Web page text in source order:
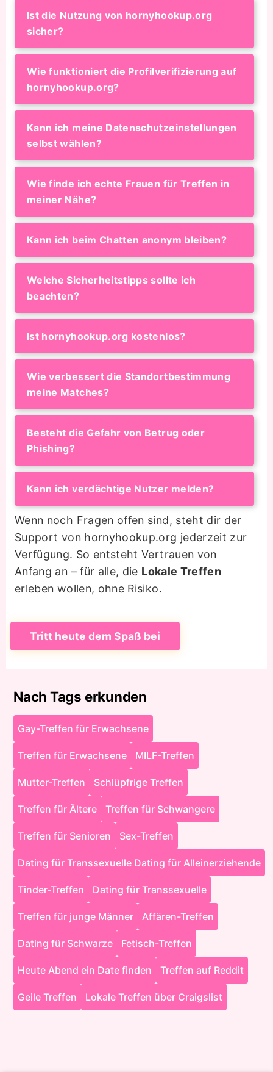
Ist die Nutzung von hornyhookup.org
sicher?
Wie funktioniert die Profilverifizierung auf
hornyhookup.org?
Kann ich meine Datenschutzeinstellungen
selbst wählen?
Wie finde ich echte Frauen für Treffen in
meiner Nähe?
Kann ich beim Chatten anonym bleiben?
Welche Sicherheitstipps sollte ich
beachten?
Ist hornyhookup.org kostenlos?
Wie verbessert die Standortbestimmung
meine Matches?
Besteht die Gefahr von Betrug oder
Phishing?
Kann ich verdächtige Nutzer melden?
Wenn noch Fragen offen sind, steht dir der
Support von hornyhookup.org jederzeit zur
Verfügung. So entsteht Vertrauen von
Anfang an – für alle, die Lokale Treffen
erleben wollen, ohne Risiko.
Tritt heute dem Spaß bei
Nach Tags erkunden
Gay-Treffen für Erwachsene
Treffen für Erwachsene MILF-Treffen
Mutter-Treffen Schlüpfrige Treffen
Treffen für Ältere Treffen für Schwangere
Treffen für Senioren Sex-Treffen
Dating für Transsexuelle Dating für Alleinerziehende
Tinder-Treffen Dating für Transsexuelle
Treffen für junge Männer Affären-Treffen
Dating für Schwarze Fetisch-Treffen
Heute Abend ein Date finden Treffen auf Reddit
Geile Treffen Lokale Treffen über Craigslist